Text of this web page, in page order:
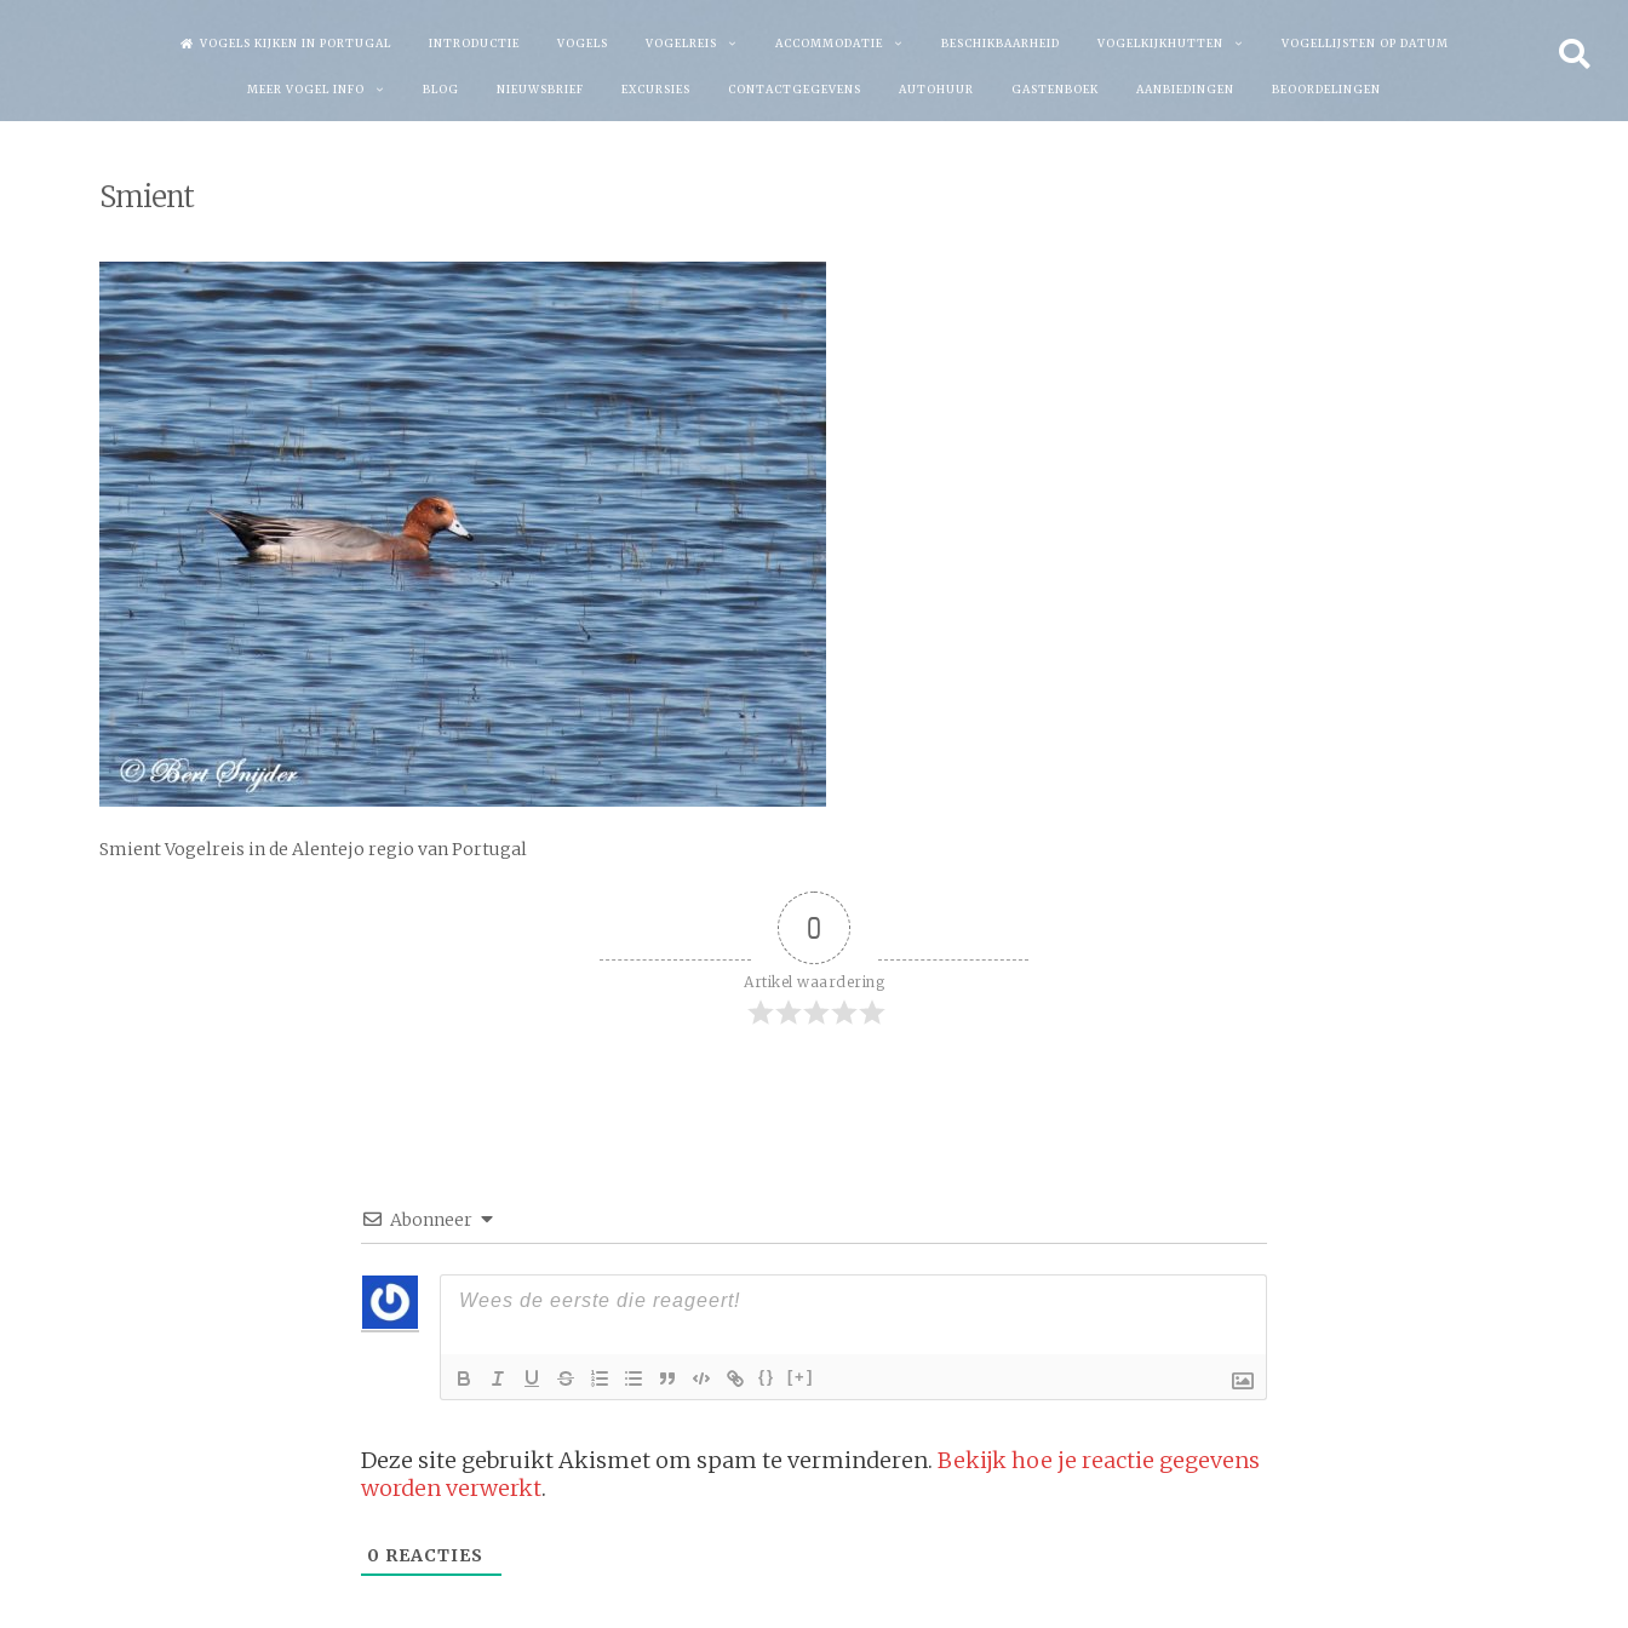
VOGELS KIJKEN IN PORTUGAL INTRODUCTIE VOGELS VOGELREIS ACCOMMODATIE BESCHIKBAARHEID VOGELKIJKHUTTEN VOGELLIJSTEN OP DATUM
MEER VOGEL INFO BLOG NIEUWSBRIEF EXCURSIES CONTACTGEGEVENS AUTOHUUR GASTENBOEK AANBIEDINGEN BEOORDELINGEN
Smient
Smient Vogelreis in de Alentejo regio van Portugal
0
Artikel waardering
Abonneer
{} [+]
Deze site gebruikt Akismet om spam te verminderen. Bekijk hoe je reactie gegevens
worden verwerkt.
0 REACTIES